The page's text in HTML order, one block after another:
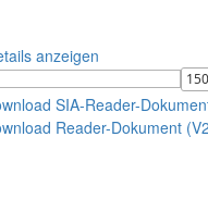
anzeigen
SIA-Reader-
Reader-Dokument